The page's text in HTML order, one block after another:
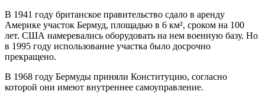
В 1941 году британское правительство сдало в аренду
Америке участок Бермуд, площадью в 6 км², сроком на 100
лет. США намеревались оборудовать на нем военную базу. Но
в 1995 году использование участка было досрочно
прекращено.
В 1968 году Бермуды приняли Конституцию, согласно
которой они имеют внутреннее самоуправление.